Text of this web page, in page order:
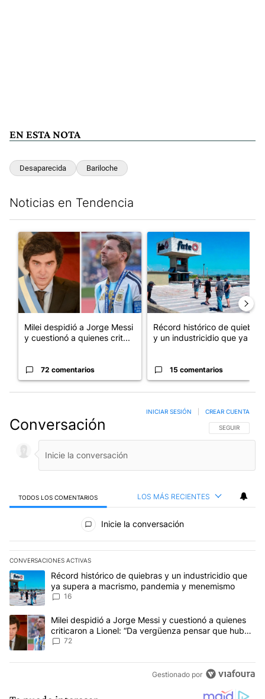
EN ESTA NOTA
Desaparecida Bariloche
Noticias en Tendencia
Un artículo de tendencia con el título "Milei despidió a Jorge
Milei despidió a Jorge Messi
y cuestionó a quienes crit...
72 comentarios
Un artículo de tendencia
Récord histórico de quiebras
y un industricidio que ya ...
15 comentarios
Conversación SIGA ESTA
SEGUIR
INICIAR SESIÓN CREAR CUENTA
TODOS LOS COMENTARIOS LOS MÁS RECIENTES
Todos los comentarios
Inicie la conversación
CONVERSACIONES ACTIVAS
Este listado muestra los artículos con más comentarios en los
Un artículo de tendencia con el título "Récord histórico de
Récord histórico de quiebras y un industricidio que
ya supera a macrismo, pandemia y menemismo
16
Un artículo de tendencia con el título "Milei despidió a Jorge
Milei despidió a Jorge Messi y cuestionó a quienes
criticaron a Lionel: “Da vergüenza pensar que hubo
anti-Messi”
72
Gestionado por